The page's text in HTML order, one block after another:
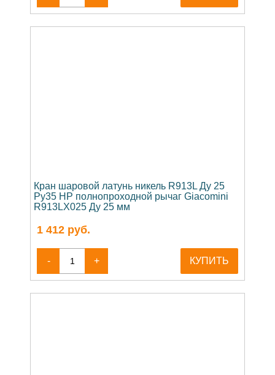
Кран шаровой латунь никель R913L Ду 25
Ру35 НР полнопроходной рычаг Giacomini
R913LX025 Ду 25 мм
1 412 руб.
- + КУПИТЬ